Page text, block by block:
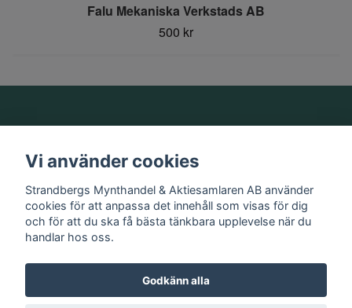
Falu Mekaniska Verkstads AB
500 kr
Information
Sociala medier
Vi använder cookies
Strandbergs Mynthandel & Aktiesamlaren AB använder
cookies för att anpassa det innehåll som visas för dig
och för att du ska få bästa tänkbara upplevelse när du
handlar hos oss.
Godkänn alla